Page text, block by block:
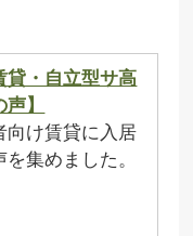
貸・自立型サ高
】
向け賃貸に入居
集めました。